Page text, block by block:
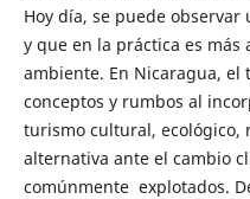
Hoy día, se puede
y que en la práctica es más
ambiente. En Nicaragua, el
conceptos y rumbos al
turismo cultural, ecológico,
alternativa ante el cambio
comúnmente explotados.